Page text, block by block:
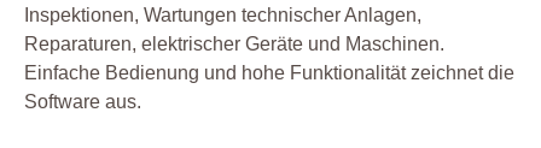
Inspektionen, Wartungen technischer Anlagen,
Reparaturen, elektrischer Geräte und Maschinen.
Einfache Bedienung und hohe Funktionalität zeichnet die
Software aus.